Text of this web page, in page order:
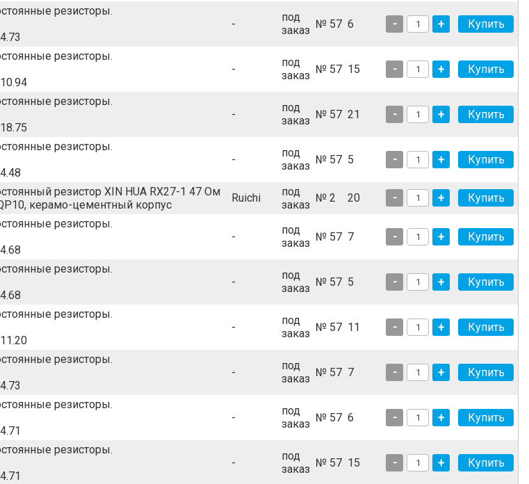
резисторы.
-
под
заказ № 57 6 - +
резисторы.
-
под
заказ № 57 15 - +
резисторы.
-
под
заказ № 57 21 - +
резисторы.
-
под
заказ № 57 5 - +
резистор XIN HUA RX27-1 47 Ом
керамо-цементный корпус
Ruichi
под
заказ
№ 2 20 - +
резисторы.
-
под
заказ № 57 7 - +
резисторы.
-
под
заказ № 57 5 - +
резисторы.
-
под
заказ № 57 11 - +
резисторы.
-
под
заказ № 57 7 - +
резисторы.
-
под
заказ № 57 6 - +
резисторы.
-
под
заказ № 57 15 - +